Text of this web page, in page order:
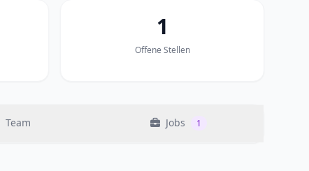
1
Offene Stellen
Team Jobs 1